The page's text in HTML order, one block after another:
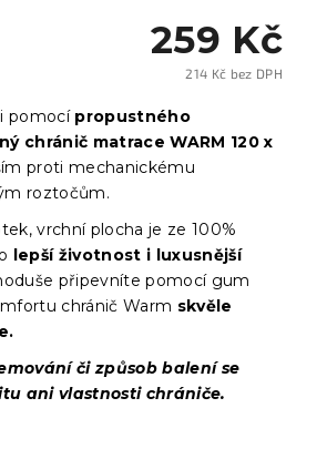
259 Kč
214 Kč bez DPH
pomocí propustného
chránič matrace WARM 120 x
proti mechanickému
roztočům.
vrchní plocha je ze 100%
lepší životnost i luxusnější
připevníte pomocí gum
chránič Warm skvěle
či způsob balení se
ani vlastnosti chrániče.